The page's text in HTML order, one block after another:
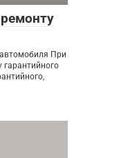
При
гарантийного